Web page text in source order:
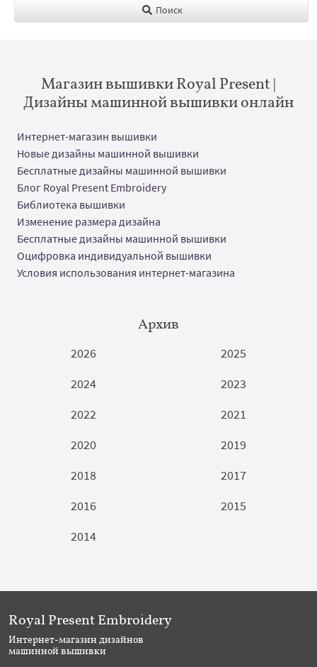
Поиск
Магазин вышивки Royal Present |
Дизайны машинной вышивки онлайн
Интернет-магазин вышивки
Новые дизайны машинной вышивки
Бесплатные дизайны машинной вышивки
Блог Royal Present Embroidery
Библиотека вышивки
Изменение размера дизайна
Бесплатные дизайны машинной вышивки
Оцифровка индивидуальной вышивки
Условия использования интернет-магазина
Архив
2026
2025
2024
2023
2022
2021
2020
2019
2018
2017
2016
2015
2014
Royal Present Embroidery
Интернет-магазин дизайнов
машинной вышивки